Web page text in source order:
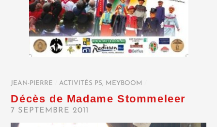
JEAN-PIERRE ACTIVITÉS PS, MEYBOOM
Décès de Madame Stommeleer
7 SEPTEMBRE 2011